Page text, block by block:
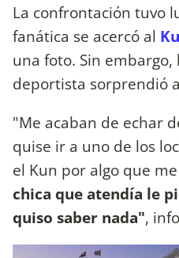
La confrontación tuvo
fanática se acercó al
una foto. Sin
deportista sorprendió
"Me acaban de echar
quise ir a uno de los
el Kun por algo que
chica que atendía le
quiso saber nada",